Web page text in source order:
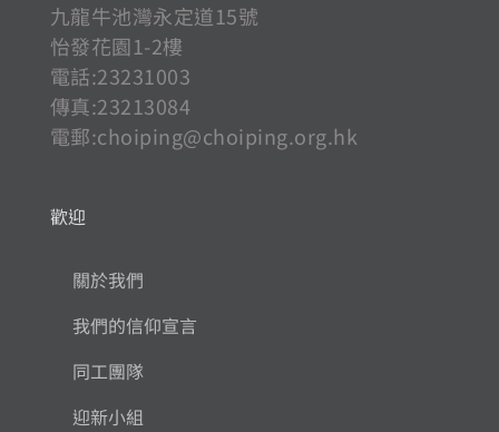
九龍牛池灣永定道15號
怡發花園1-2樓
電話:23231003
傳真:23213084
電郵:choiping@choiping.org.hk
歡迎
關於我們
我們的信仰宣言
同工團隊
迎新小組